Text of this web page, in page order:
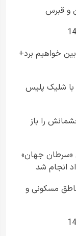
و قبرس
بین خواهیم برد+
با شلیک پلیس
را باز
«سرطان جهان»
انجام شد
مسکونی و